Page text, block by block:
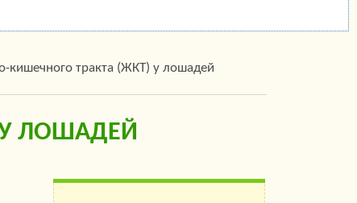
кишечного тракта (ЖКТ) у лошадей
ЛОШАДЕЙ